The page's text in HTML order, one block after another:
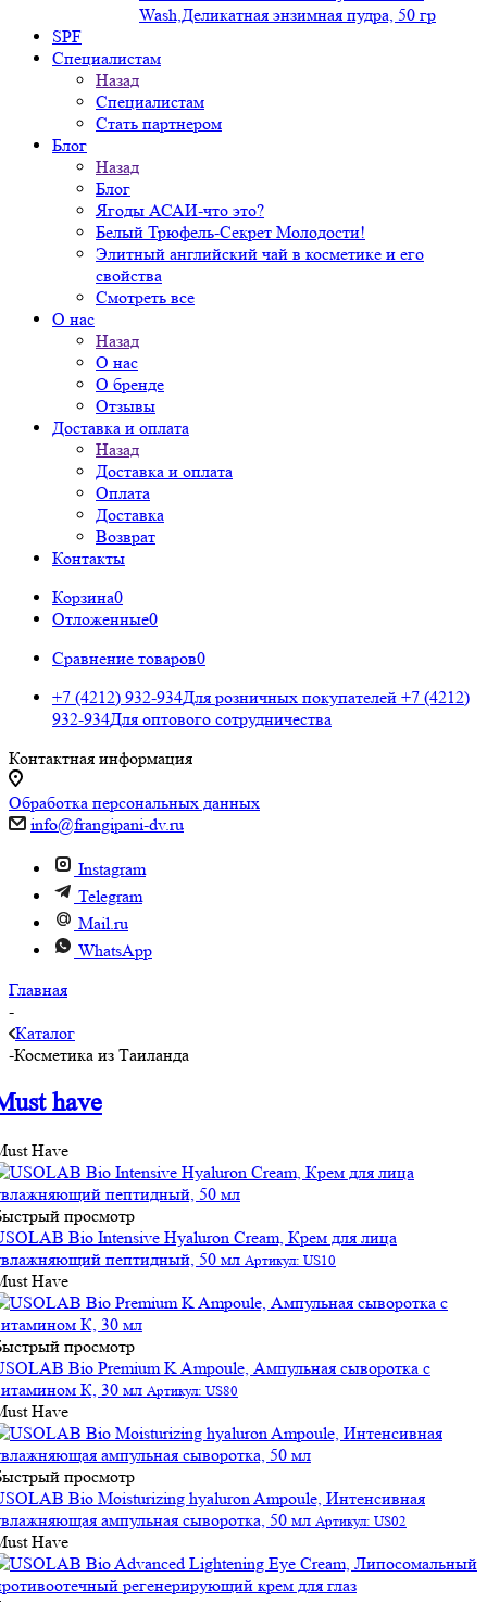
Wash,Деликатная энзимная пудра, 50 гр
SPF
Специалистам
Назад
Специалистам
Стать партнером
Блог
Назад
Блог
Ягоды АСАИ-что это?
Белый Трюфель-Секрет Молодости!
Элитный английский чай в косметике и его
свойства
Смотреть все
О нас
Назад
О нас
О бренде
Отзывы
Доставка и оплата
Назад
Доставка и оплата
Оплата
Доставка
Возврат
Контакты
Корзина0
Отложенные0
Сравнение товаров0
+7 (4212) 932-934Для розничных покупателей +7 (4212)
932-934Для оптового сотрудничества
Контактная информация
Обработка персональных данных
info@frangipani-dv.ru
Instagram
Telegram
Mail.ru
WhatsApp
Главная
-
Каталог
-Косметика из Таиланда
have
Have
просмотр
Bio Intensive Hyaluron Cream, Крем для лица
пептидный, 50 мл Артикул: US10
Have
просмотр
Bio Premium K Ampoule, Ампульная сыворотка с
К, 30 мл Артикул: US80
Have
просмотр
Bio Moisturizing hyaluron Ampoule, Интенсивная
ампульная сыворотка, 50 мл Артикул: US02
Have